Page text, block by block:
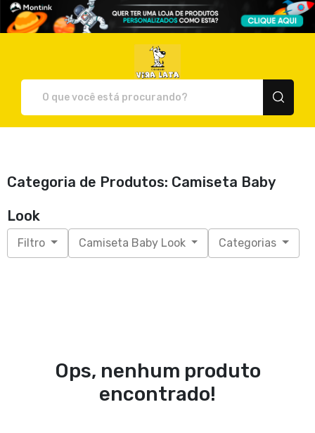
Categoria de Produtos: Camiseta Baby
Look
Filtro Camiseta Baby Look Categorias
Ops, nenhum produto
encontrado!